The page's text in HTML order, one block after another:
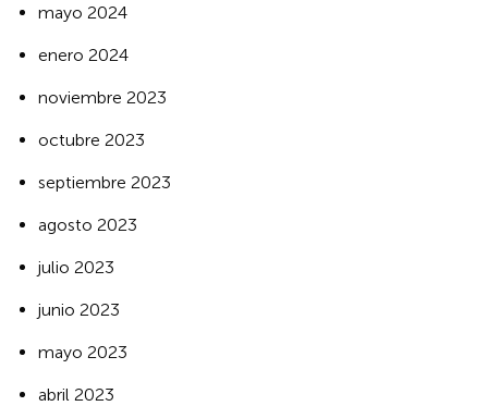
mayo 2024
enero 2024
noviembre 2023
octubre 2023
septiembre 2023
agosto 2023
julio 2023
junio 2023
mayo 2023
abril 2023